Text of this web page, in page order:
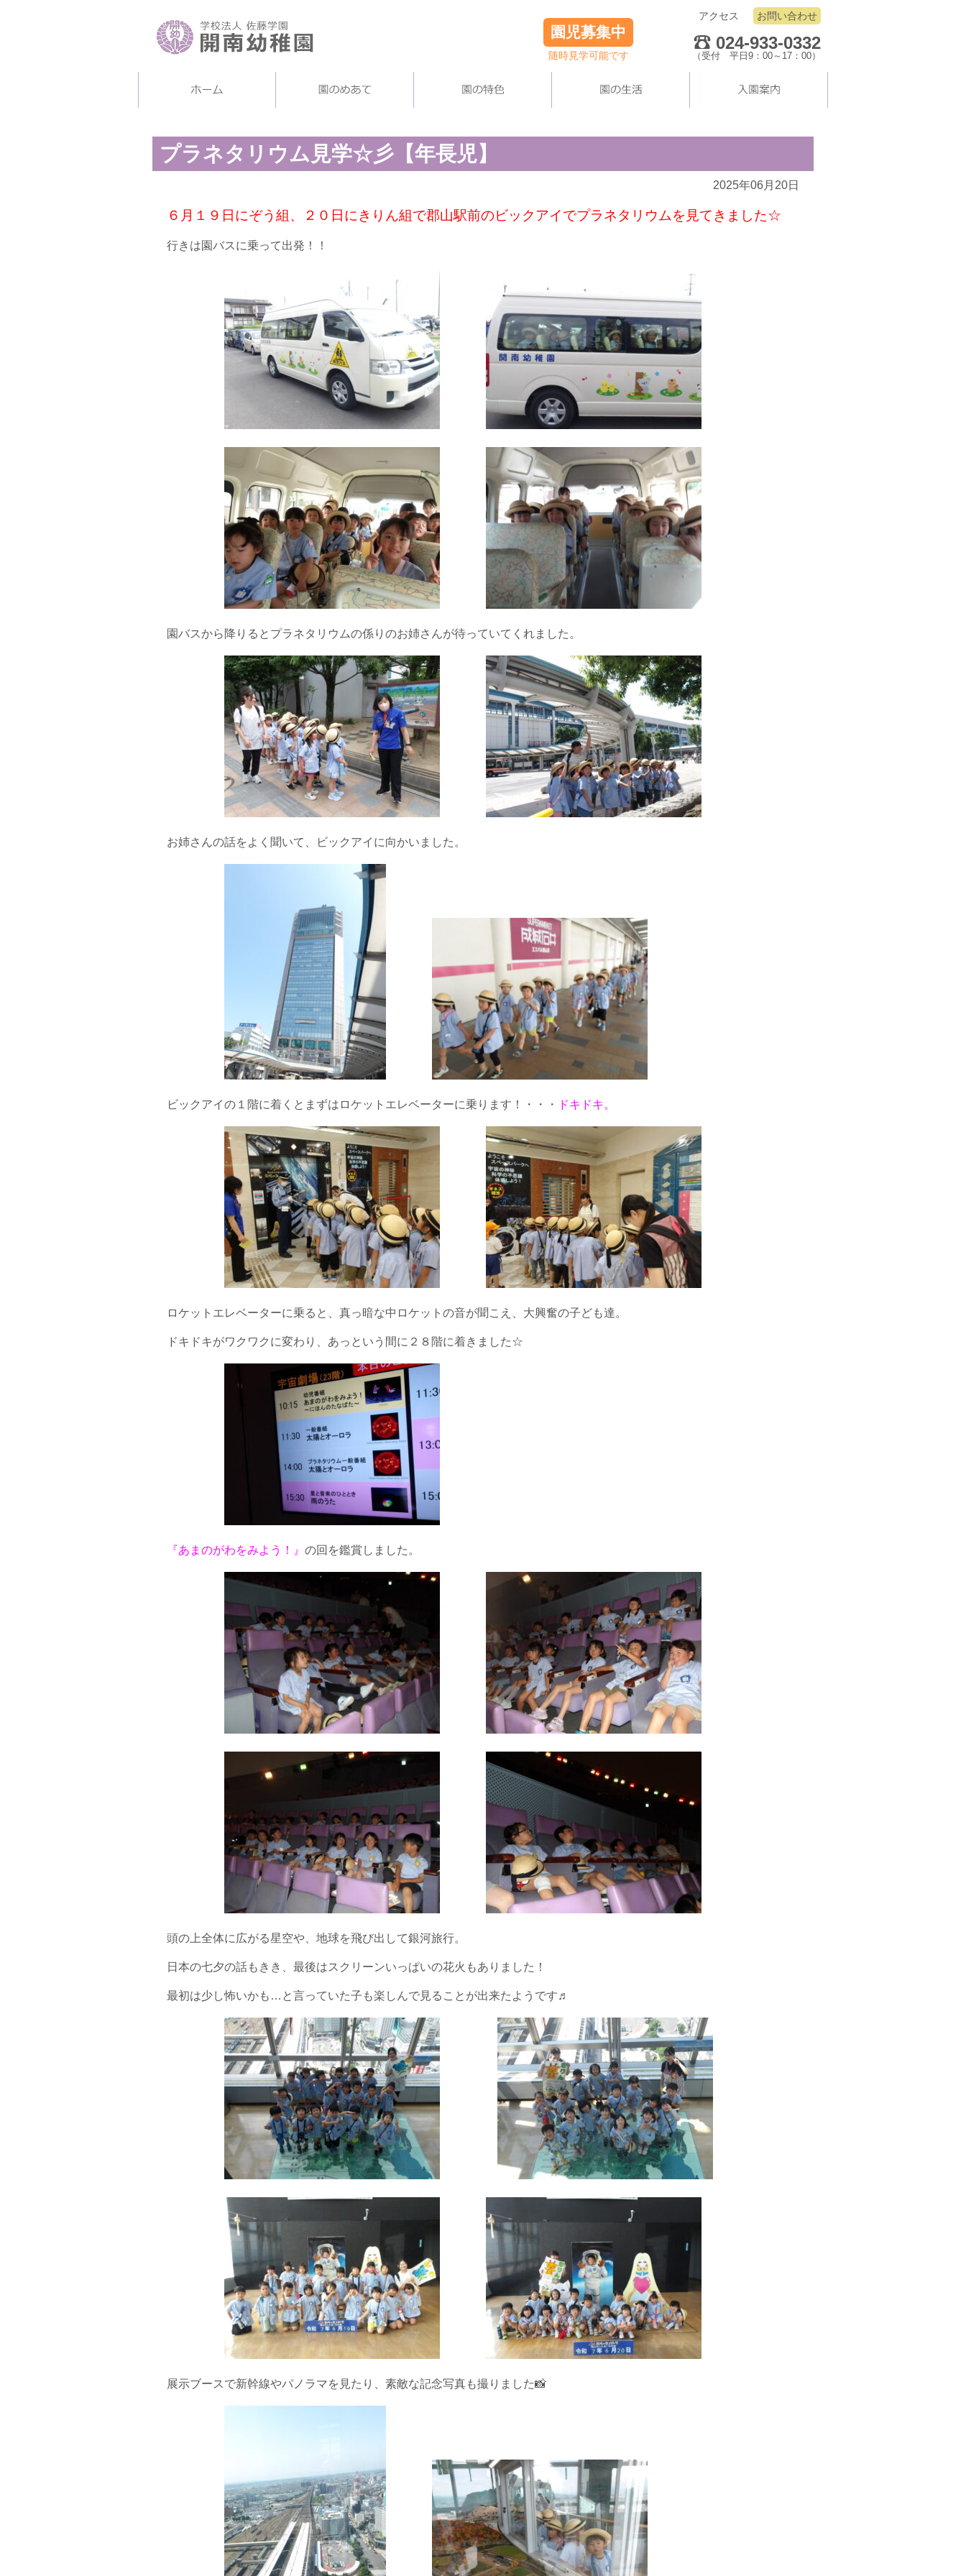
園児募集中
随時見学可能です
アクセス お問い合わせ
024-933-0332
（受付 平日9：00～17：00）
プラネタリウム見学☆彡【年長児】
2025年06月20日
６月１９日にぞう組、２０日にきりん組で郡山駅前のビックアイでプラネタリウムを見てきました☆
行きは園バスに乗って出発！！
園バスから降りるとプラネタリウムの係りのお姉さんが待っていてくれました。
お姉さんの話をよく聞いて、ビックアイに向かいました。
ビックアイの１階に着くとまずはロケットエレベーターに乗ります！・・・ ドキドキ。
ロケットエレベーターに乗ると、真っ暗な中ロケットの音が聞こえ、大興奮の子ども達。
ドキドキがワクワクに変わり、あっという間に２８階に着きました☆
『あまのがわをみよう！』 の回を鑑賞しました。
頭の上全体に広がる星空や、地球を飛び出して銀河旅行。
日本の七夕の話もきき、最後はスクリーンいっぱいの花火もありました！
最初は少し怖いかも…と言っていた子も楽しんで見ることが出来たようです♬
展示ブースで新幹線やパノラマを見たり、素敵な記念写真も撮りました📸